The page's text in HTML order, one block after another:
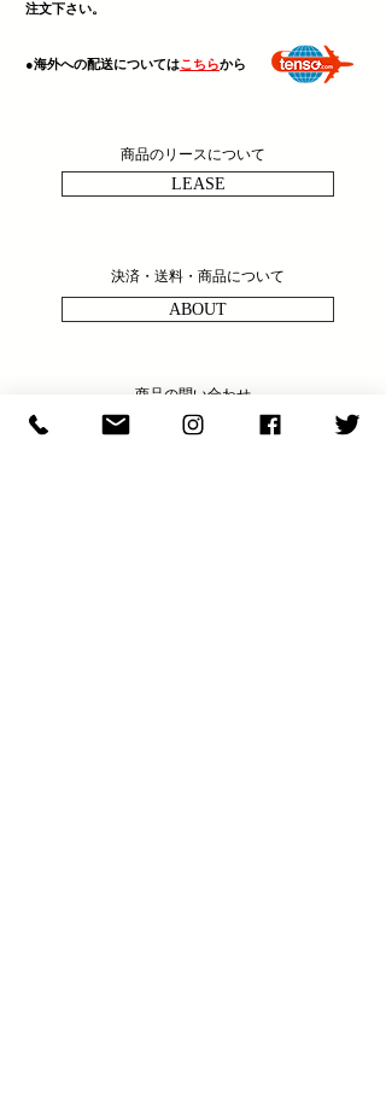
注文下さい。
​●海外への配送についてはこちらから
商品のリースについて
LEASE
決済・送料・商品について
ABOUT
商品の問い合わせ
ENQULRY